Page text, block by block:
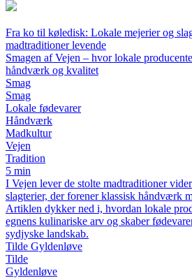
Fra ko til køledisk: Lokale mejerier og
madtraditioner levende
Smagen af Vejen – hvor lokale
håndværk og kvalitet
Smag
Smag
Lokale fødevarer
Håndværk
Madkultur
Vejen
Tradition
5 min
I Vejen lever de stolte madtraditioner
slagterier, der forener klassisk håndværk
Artiklen dykker ned i, hvordan lokale
egnens kulinariske arv og skaber
sydjyske landskab.
Tilde Gyldenløve
Tilde
Gyldenløve